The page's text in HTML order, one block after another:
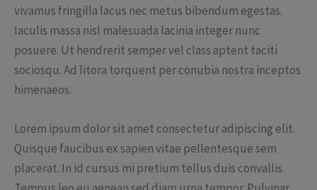
vivamus fringilla lacus nec metus bibendum egestas.
Iaculis massa nisl malesuada lacinia integer nunc
posuere. Ut hendrerit semper vel class aptent taciti
sociosqu. Ad litora torquent per conubia nostra inceptos
himenaeos.
Lorem ipsum dolor sit amet consectetur adipiscing elit.
Quisque faucibus ex sapien vitae pellentesque sem
placerat. In id cursus mi pretium tellus duis convallis.